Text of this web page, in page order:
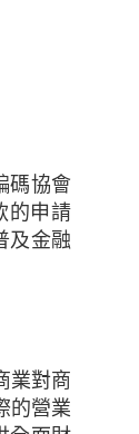
碼協會
的申請
及金融
業對商
的營業
景已重拾信
漲等問題。
企表示過去
有三分之一
其業務的銷